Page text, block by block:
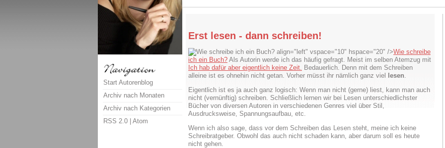
Erst lesen - dann schreiben!
align="left" vspace="10" hspace="20" />Wie schreibe
ich ein Buch? Als Autorin werde ich das häufig gefragt. Meist im selben Atemzug mit
Ich hab dafür aber eigentlich keine Zeit. Bedauerlich. Denn mit dem Schreiben
alleine ist es ohnehin nicht getan. Vorher müsst ihr nämlich ganz viel
lesen.
Eigentlich ist es ja auch ganz logisch: Wenn man nicht (gerne) liest, kann man auch
nicht (vernünftig) schreiben. Schließlich lernen wir bei Lesen unterschiedlichster
Bücher von diversen Autoren in verschiedenen Genres viel über Stil,
Ausdrucksweise, Spannungsaufbau, etc.
Wenn ich also sage, dass vor dem Schreiben das Lesen steht, meine ich keine
Schreibratgeber. Obwohl das auch nicht schaden kann, aber darum soll es heute
nicht gehen.
Start Autorenblog
Archiv nach Monaten
Archiv nach Kategorien
RSS 2.0 | Atom